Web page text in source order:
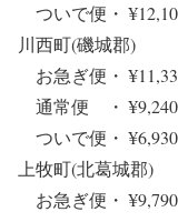
ついで便・
川西町(磯城郡)
お急ぎ便・
通常便 ・
ついで便・
上牧町(北葛城郡)
お急ぎ便・